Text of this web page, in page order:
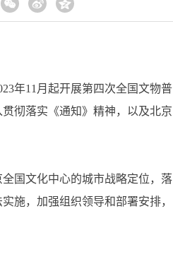
年11月起开展第四次全国文物普
彻落实《通知》精神，以及北京
国文化中心的城市战略定位，落
施，加强组织领导和部署安排，